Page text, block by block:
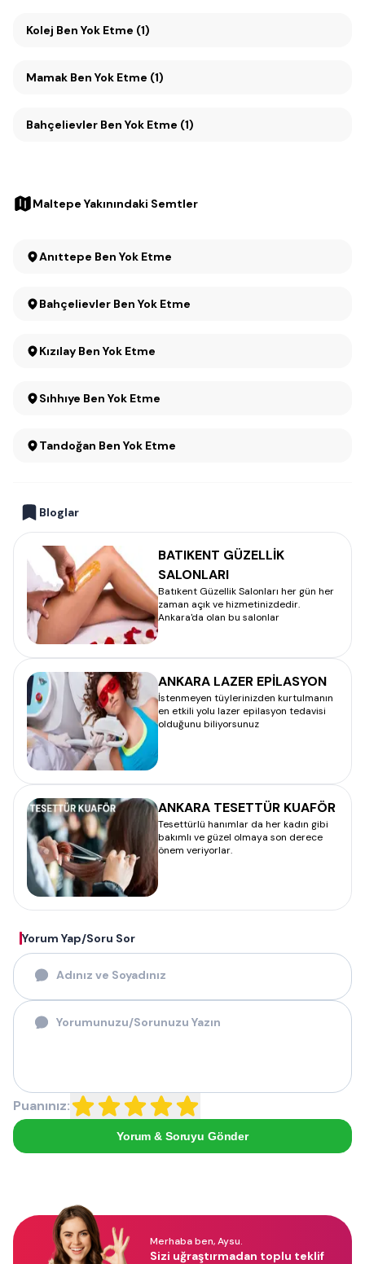
Kolej Ben Yok Etme (1)
Mamak Ben Yok Etme (1)
Bahçelievler Ben Yok Etme (1)
Maltepe Yakınındaki Semtler
Anıttepe Ben Yok Etme
Bahçelievler Ben Yok Etme
Kızılay Ben Yok Etme
Sıhhıye Ben Yok Etme
Tandoğan Ben Yok Etme
Bloglar
BATIKENT GÜZELLİK
SALONLARI
Batıkent Güzellik Salonları her gün her
zaman açık ve hizmetinizdedir.
Ankara'da olan bu salonlar
ANKARA LAZER EPİLASYON
İstenmeyen tüylerinizden kurtulmanın
en etkili yolu lazer epilasyon tedavisi
olduğunu biliyorsunuz
ANKARA TESETTÜR KUAFÖR
Tesettürlü hanımlar da her kadın gibi
bakımlı ve güzel olmaya son derece
önem veriyorlar.
Yorum Yap/Soru Sor
Puanınız:
Yorum & Soruyu Gönder
Merhaba ben, Aysu.
Sizi uğraştırmadan toplu teklif